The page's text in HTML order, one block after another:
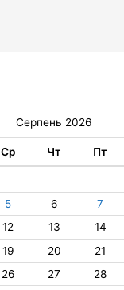
Серпень 2026
Ср Чт Пт
5 6 7
12 13 14
19 20 21
26 27 28